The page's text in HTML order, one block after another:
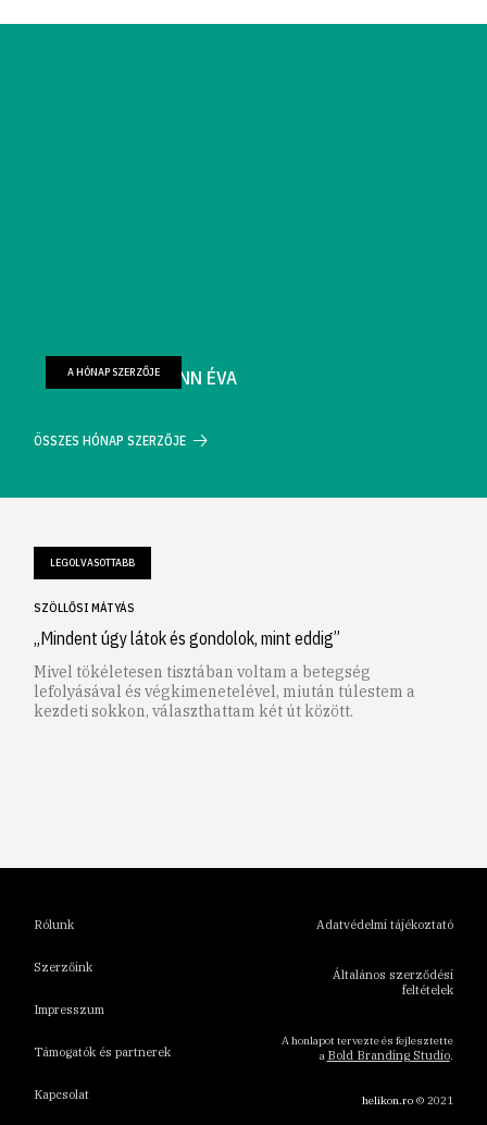
FARKAS WELLMANN ÉVA
A HÓNAP SZERZŐJE
ÖSSZES HÓNAP SZERZŐJE
LEGOLVASOTTABB
SZÖLLŐSI MÁTYÁS
„Mindent úgy látok és gondolok, mint eddig”
Mivel tökéletesen tisztában voltam a betegség
lefolyásával és végkimenetelével, miután túlestem a
kezdeti sokkon, választhattam két út között.
Rólunk
Szerzőink
Impresszum
Támogatók és partnerek
Kapcsolat
Adatvédelmi tájékoztató
Általános szerződési
feltételek
A honlapot tervezte és fejlesztette
a Bold Branding Studio.
helikon.ro© 2021